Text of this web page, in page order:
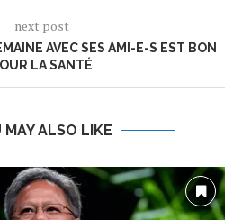
next post
AVEC SES AMI-E-S EST BON
LA SANTÉ
MAY ALSO LIKE